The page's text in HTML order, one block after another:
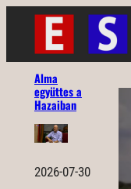
Ugrás
tartalomhoz
Alma
együttes a
Hazaiban
2026-07-30